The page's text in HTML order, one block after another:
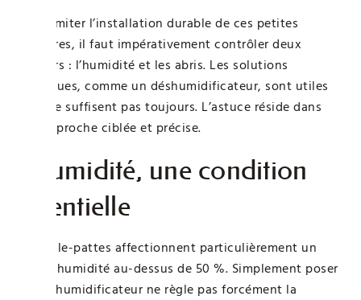
Pour limiter l’installation durable de ces petites
créatures, il faut impérativement contrôler deux
facteurs : l’humidité et les abris. Les solutions
classiques, comme un déshumidificateur, sont utiles
mais ne suffisent pas toujours. L’astuce réside dans
une approche ciblée et précise.
L’humidité, une condition
essentielle
Les mille-pattes affectionnent particulièrement un
taux d’humidité au-dessus de 50 %. Simplement poser
un déshumidificateur ne règle pas forcément la